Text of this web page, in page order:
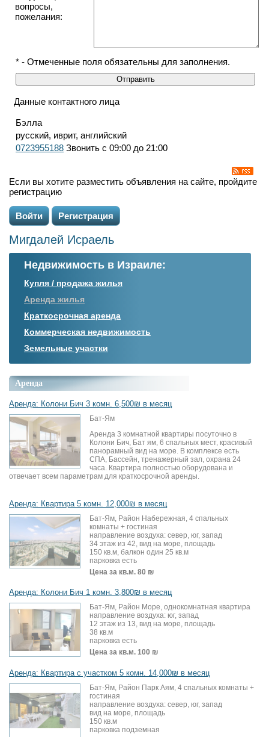
вопросы,
пожелания:
* - Отмеченные поля обязательны для заполнения.
Данные контактного лица
Бэлла
русский, иврит, английский
0723955188 Звонить с 09:00 до 21:00
Если вы хотите разместить объявления на сайте, пройдите
регистрацию
Войти Регистрация
Мигдалей Исраель
Недвижимость в Израиле:
Купля / продажа жилья
Аренда жилья
Краткосрочная аренда
Коммерческая недвижимость
Земельные участки
Аренда
Аренда: Колони Бич 3 комн. 6,500₪ в месяц
Бат-Ям
Аренда 3 комнатной квартиры посуточно в
Колони Бич, Бат ям, 6 спальных мест, красивый
панорамный вид на море. В комплексе есть
СПА, Бассейн, тренажерный зал, охрана 24
часа. Квартира полностью оборудована и
отвечает всем параметрам для краткосрочной аренды.
Аренда: Квартира 5 комн. 12,000₪ в месяц
Бат-Ям, Район Набережная, 4 спальных
комнаты + гостиная
направление воздуха: север, юг, запад
34 этаж из 42, вид на море, площадь
150 кв.м, балкон один 25 кв.м
парковка есть
Цена за кв.м. 80 ₪
Аренда: Колони Бич 1 комн. 3,800₪ в месяц
Бат-Ям, Район Море, однокомнатная квартира
направление воздуха: юг, запад
12 этаж из 13, вид на море, площадь
38 кв.м
парковка есть
Цена за кв.м. 100 ₪
Аренда: Квартира с участком 5 комн. 14,000₪ в месяц
Бат-Ям, Район Парк Аям, 4 спальных комнаты +
гостиная
направление воздуха: север, юг, запад
вид на море, площадь
150 кв.м
парковка подземная